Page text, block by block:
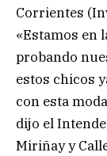
Corrientes
«Estamos en
probando
estos chicos
con esta
dijo el
Miriñay y